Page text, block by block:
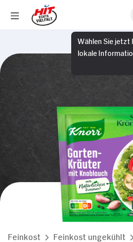
Wählen Sie jetzt
lokale
Feinkost Feinkost ungekühlt